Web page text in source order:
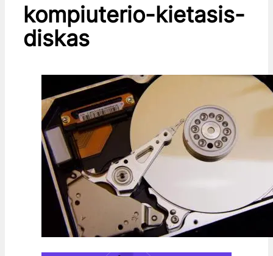
kompiuterio-kietasis-
diskas